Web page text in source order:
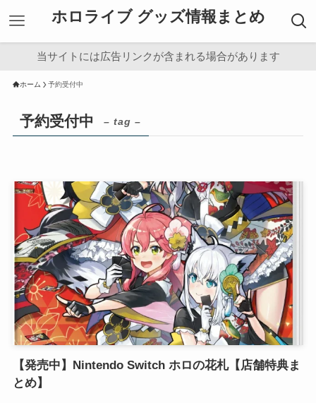
ホロライブ グッズ情報まとめ
当サイトには広告リンクが含まれる場合があります
ホーム 予約受付中
予約受付中 – tag –
【発売中】Nintendo Switch ホロの花札【店舗特典ま
とめ】